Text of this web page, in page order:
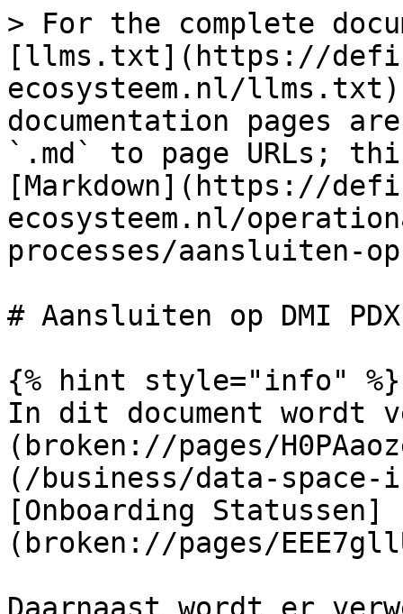
> For the complete
[llms.txt](https://
ecosysteem.nl/
documentation pages
`.md` to page URLs;
[Markdown](https://
ecosysteem.nl/
processes/aansluiten-
# Aansluiten op DMI PDX
{% hint style="info" %}
In dit document wordt
(broken://pages/
(/business/data-space-
[Onboarding Statussen]
(broken://pages/